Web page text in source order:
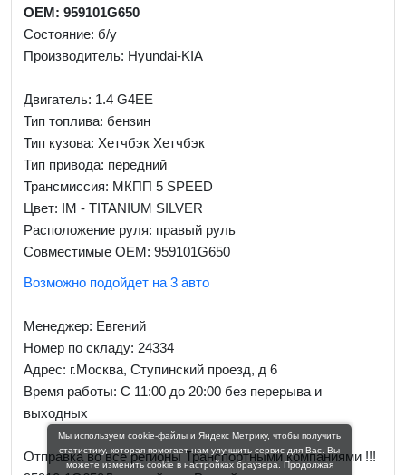
OEM: 959101G650
Состояние: б/у
Производитель: Hyundai-KIA
Двигатель: 1.4 G4EE
Тип топлива: бензин
Тип кузова: Хетчбэк Хетчбэк
Тип привода: передний
Трансмиссия: МКПП 5 SPEED
Цвет: IM - TITANIUM SILVER
Расположение руля: правый руль
Совместимые OEM: 959101G650
Возможно подойдет на 3 авто
Менеджер: Евгений
Номер по складу: 24334
Адрес: г.Москва, Ступинский проезд, д 6
Время работы: С 11:00 до 20:00 без перерыва и
выходных
Отправка во все регионы Транспортными компаниями !!!
Мы используем cookie-файлы и Яндекс Метрику, чтобы получить
статистику, которая помогает нам улучшить сервис для Вас. Вы
можете изменить cookie в настройках браузера. Продолжая